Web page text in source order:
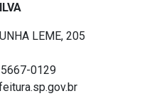
LEME, 205
0129